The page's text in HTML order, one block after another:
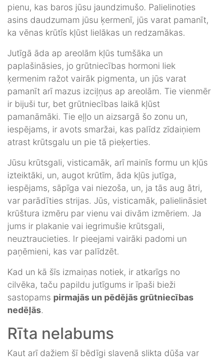
pienu, kas baros jūsu jaundzimušo. Palielinoties
asins daudzumam jūsu ķermenī, jūs varat pamanīt,
ka vēnas krūtīs kļūst lielākas un redzamākas.
Jutīgā āda ap areolām kļūs tumšāka un
paplašināsies, jo grūtniecības hormoni liek
ķermenim ražot vairāk pigmenta, un jūs varat
pamanīt arī mazus izciļņus ap areolām. Tie vienmēr
ir bijuši tur, bet grūtniecības laikā kļūst
pamanāmāki. Tie eļļo un aizsargā šo zonu un,
iespējams, ir avots smaržai, kas palīdz zīdaiņiem
atrast krūtsgalu un pie tā pieķerties.
Jūsu krūtsgali, visticamāk, arī mainīs formu un kļūs
izteiktāki, un, augot krūtīm, āda kļūs jutīga,
iespējams, sāpīga vai niezoša, un, ja tās aug ātri,
var parādīties strijas. Jūs, visticamāk, palielināsiet
krūštura izmēru par vienu vai divām izmēriem. Ja
jums ir plakanie vai iegrimušie krūtsgali,
neuztraucieties. Ir pieejami vairāki padomi un
paņēmieni, kas var palīdzēt.
Kad un kā šīs izmaiņas notiek, ir atkarīgs no
cilvēka, taču papildu jutīgums ir īpaši bieži
sastopams pirmajās un pēdējās grūtniecības
nedēļās.
Rīta nelabums
Kaut arī dažiem šī bēdīgi slavenā slikta dūša var